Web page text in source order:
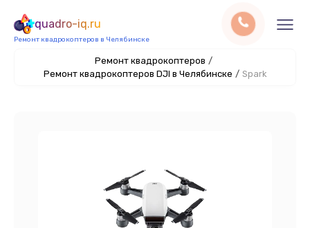
quadro-iq.ru
Ремонт квадрокоптеров в Челябинске
Ремонт квадрокоптеров /
Ремонт квадрокоптеров DJI в Челябинске / Spark